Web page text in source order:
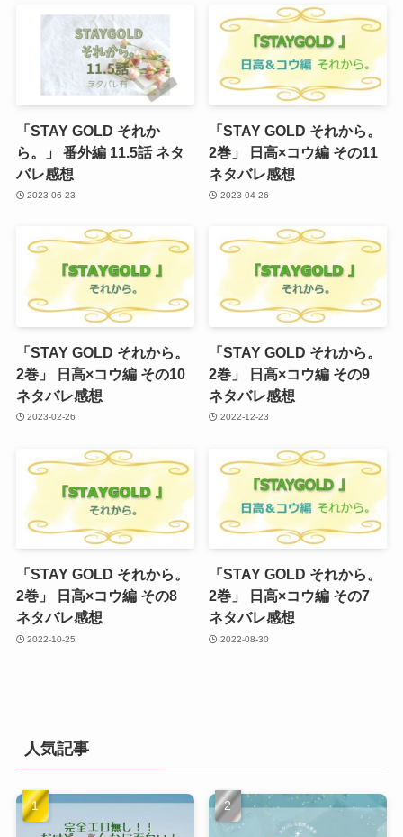
「STAY GOLD それか
ら。」 番外編 11.5話 ネタ
バレ感想
2023-06-23
「STAY GOLD それから。
2巻」 日高×コウ編 その11
ネタバレ感想
2023-04-26
「STAY GOLD それから。
2巻」 日高×コウ編 その10
ネタバレ感想
2023-02-26
「STAY GOLD それから。
2巻」 日高×コウ編 その9
ネタバレ感想
2022-12-23
「STAY GOLD それから。
2巻」 日高×コウ編 その8
ネタバレ感想
2022-10-25
「STAY GOLD それから。
2巻」 日高×コウ編 その7
ネタバレ感想
2022-08-30
人気記事